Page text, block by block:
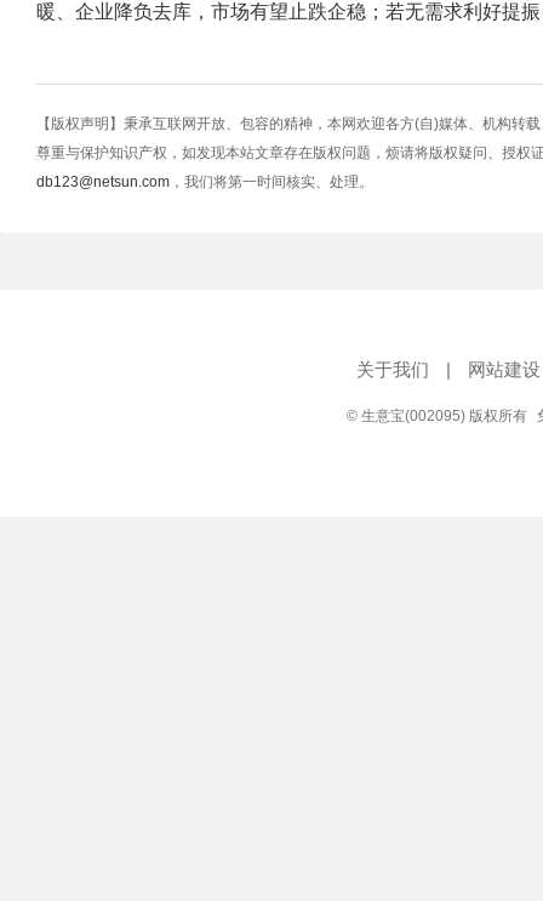
暖、企业降负去库，市场有望止跌企稳；若无需求利好提
【版权声明】秉承互联网开放、包容的精神，本网欢迎各方(自)媒体、机构转
尊重与保护知识产权，如发现本站文章存在版权问题，烦请将版权疑问、授权
db123@netsun.com ，我们将第一时间核实、处理。
关于我们 | 网站建设
© 生意宝(002095) 版权所有